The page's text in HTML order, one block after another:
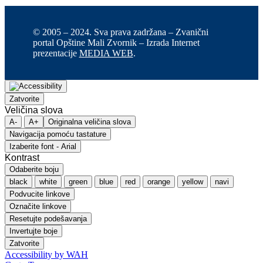
© 2005 – 2024. Sva prava zadržana – Zvanični
portal Opštine Mali Zvornik – Izrada Internet
prezentacije MEDIA WEB.
Zatvorite
Veličina slova
A- A+
Originalna veličina slova
Navigacija pomoću tastature
Izaberite font - Arial
Kontrast
Odaberite boju
black
white green blue red orange yellow
navi
Podvucite linkove
Označite linkove
Resetujte podešavanja
Invertujte boje
Zatvorite
Accessibility by WAH